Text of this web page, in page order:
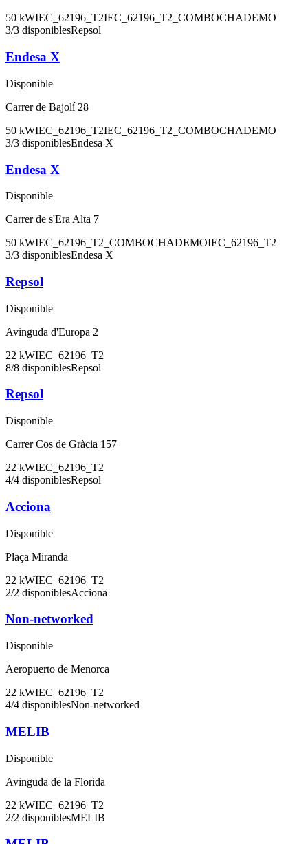
50 kWIEC_62196_T2IEC_62196_T2_COMBOCHADEMO
3/3 disponiblesRepsol
Endesa X
Disponible
Carrer de Bajolí 28
50 kWIEC_62196_T2IEC_62196_T2_COMBOCHADEMO
3/3 disponiblesEndesa X
Endesa X
Disponible
Carrer de s'Era Alta 7
50 kWIEC_62196_T2_COMBOCHADEMOIEC_62196_T2
3/3 disponiblesEndesa X
Repsol
Disponible
Avinguda d'Europa 2
22 kWIEC_62196_T2
8/8 disponiblesRepsol
Repsol
Disponible
Carrer Cos de Gràcia 157
22 kWIEC_62196_T2
4/4 disponiblesRepsol
Acciona
Disponible
Plaça Miranda
22 kWIEC_62196_T2
2/2 disponiblesAcciona
Non-networked
Disponible
Aeropuerto de Menorca
22 kWIEC_62196_T2
4/4 disponiblesNon-networked
MELIB
Disponible
Avinguda de la Florida
22 kWIEC_62196_T2
2/2 disponiblesMELIB